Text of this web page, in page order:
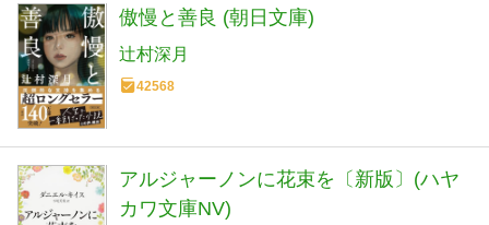
傲慢と善良 (朝日文庫)
辻村深月
42568
アルジャーノンに花束を〔新版〕(ハヤ
カワ文庫NV)